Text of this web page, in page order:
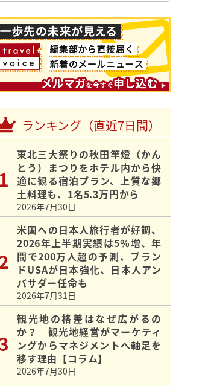
ランキング（直近7日間）
東北三大祭りの秋田竿燈（かん
とう）まつりをホテル内から快
適に観る宿泊プラン、上質な郷
土料理も、1名5.3万円から
2026年7月30日
米国への日本人旅行者が好調、
2026年上半期実績は5％増、年
間で200万人超の予測、ブラン
ドUSAが日本強化、日本人アン
バサダー任命も
2026年7月31日
観光地の格差はなぜ広がるの
か？ 観光地経営がマーケティ
ングからマネジメントへ軸足を
移す理由【コラム】
2026年7月30日